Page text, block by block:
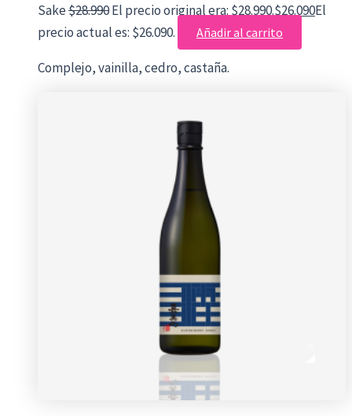
Sake$28.990El precio original era: $28.990.$26.090El
precio actual es: $26.090.
Añadir al carrito
Complejo, vainilla, cedro, castaña.